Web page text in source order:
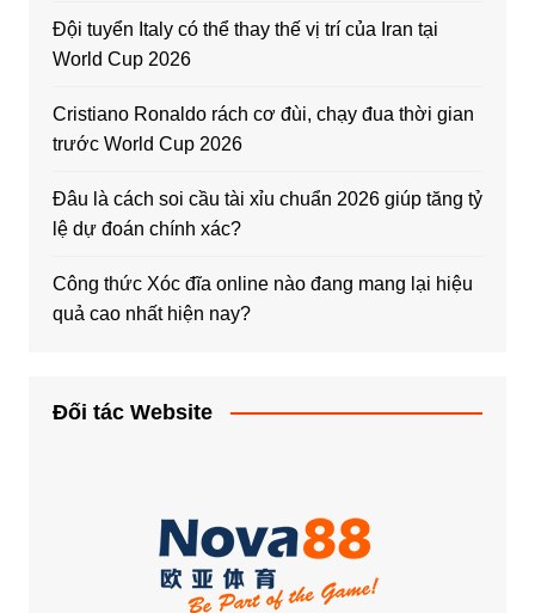
Đội tuyển Italy có thể thay thế vị trí của Iran tại
World Cup 2026
Cristiano Ronaldo rách cơ đùi, chạy đua thời gian
trước World Cup 2026
Đâu là cách soi cầu tài xỉu chuẩn 2026 giúp tăng tỷ
lệ dự đoán chính xác?
Công thức Xóc đĩa online nào đang mang lại hiệu
quả cao nhất hiện nay?
Đối tác Website